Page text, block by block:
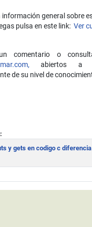
información general sobre
pulsa en este link: Ver
comentario o
abiertos a
de su nivel de
Ejercicios básicos de
y gets en codigo c